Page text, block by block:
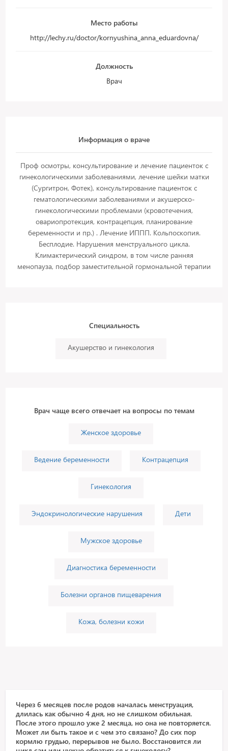
Место работы
http://lechy.ru/doctor/kornyushina_anna_eduardovna/
Должность
Врач
Информация о враче
Проф осмотры, консультирование и лечение пациенток с
гинекологическими заболеваниями, лечение шейки матки
(Сургитрон, Фотек), консультирование пациенток с
гематологическими заболеваниями и акушерско-
гинекологическими проблемами (кровотечения,
овариопротекция, контрацепция, планирование
беременности и пр.) . Лечение ИППП. Кольпоскопия.
Бесплодие. Нарушения менструального цикла.
Климактерический синдром, в том числе ранняя
менопауза, подбор заместительной гормональной терапии
Специальность
Акушерство и гинекология
Врач чаще всего отвечает на вопросы по темам
Женское здоровье
Ведение беременности Контрацепция
Гинекология
Эндокринологические нарушения Дети
Мужское здоровье
Диагностика беременности
Болезни органов пищеварения
Кожа, болезни кожи
Через 6 месяцев после родов началась менструация,
длилась как обычно 4 дня, но не слишком обильная.
После этого прошло уже 2 месяца, но она не повторяется.
Может ли быть такое и с чем это связано? До сих пор
кормлю грудью, перерывов не было. Восстановится ли